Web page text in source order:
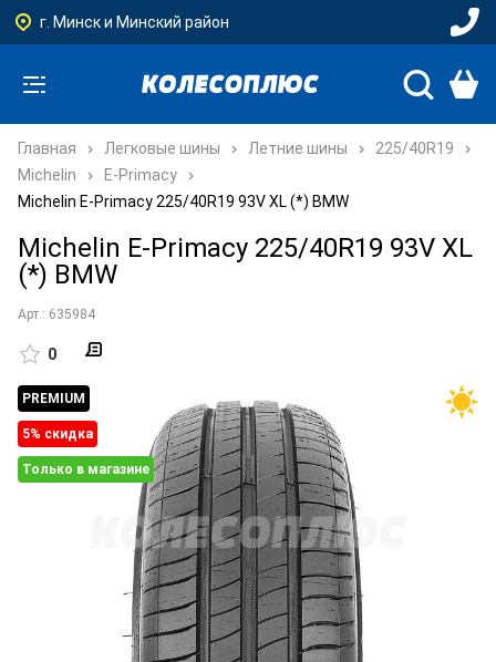
г. Минск и Минский район
Главная Легковые шины Летние шины
225/40R19
Michelin
E-Primacy
Michelin E-Primacy 225/40R19 93V XL (*) BMW
Michelin E-Primacy 225/40R19 93V XL
(*) BMW
Арт.: 635984
0
PREMIUM
5% cкидка
Только в магазине